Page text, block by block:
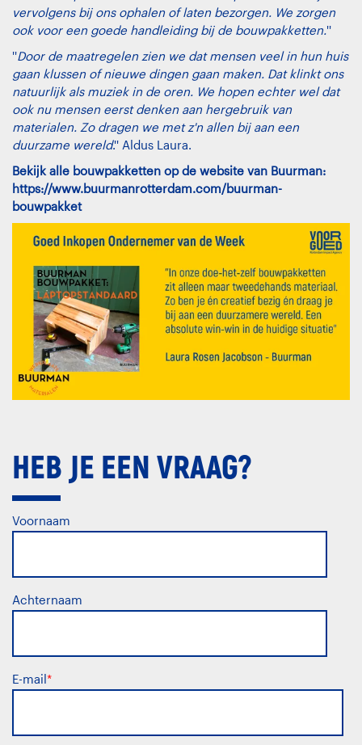
vervolgens bij ons ophalen of laten bezorgen. We zorgen
ook voor een goede handleiding bij de bouwpakketten.''
''Door de maatregelen zien we dat mensen veel in hun huis
gaan klussen of nieuwe dingen gaan maken. Dat klinkt ons
natuurlijk als muziek in de oren. We hopen echter wel dat
ook nu mensen eerst denken aan hergebruik van
materialen. Zo dragen we met z'n allen bij aan een
duurzame wereld.'' Aldus Laura.
Bekijk alle bouwpakketten op de website van Buurman:
https://www.buurmanrotterdam.com/buurman-
bouwpakket
HEB JE EEN VRAAG?
Voornaam
Achternaam
E-mail*